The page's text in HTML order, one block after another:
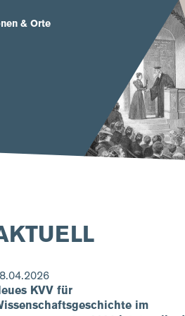
& Orte
KVV für
im